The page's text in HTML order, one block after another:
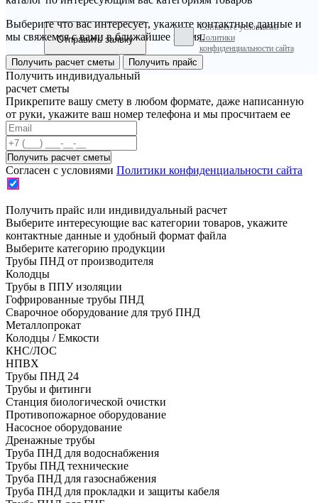
Согласен с условиями
Политики
конфиденциальности сайта
Выберите что вас интересует, укажите контактные данные и
мы свяжемся с вами в ближайшее время.
Получить расчет сметы Получить прайс
Получить индивидуальный
расчет сметы
Прикрепите вашу смету в любом формате, даже написанную
от руки, укажите ваш номер телефона и мы просчитаем ее
Согласен с условиями Политики конфиденциальности сайта
Получить прайс или индивидуальный расчет
Выберите интересующие вас категории товаров, укажите
контактные данные и удобный формат файла
Выберите категорию продукции
Трубы ПНД от производителя
Колодцы
Трубы в ППУ изоляции
Гофрированные трубы ПНД
Сварочное оборудование для труб ПНД
Металлопрокат
Колодцы / Емкости
КНС/ЛОС
НПВХ
Трубы ПНД 24
Трубы и фитинги
Cтанция биологической очистки
Противопожарное оборудование
Насосное оборудование
Дренажные трубы
Труба ПНД для водоснабжения
Трубы ПНД технические
Труба ПНД для газоснабжения
Труба ПНД для прокладки и защиты кабеля